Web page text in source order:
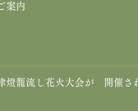
案内
燈籠流し花火大会が 開催さ